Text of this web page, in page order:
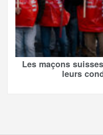
Les maçons
leurs